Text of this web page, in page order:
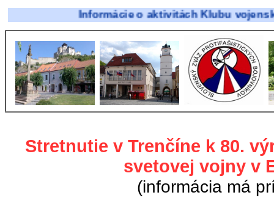
Informácie o aktivitách Klubu vojenskej
Stretnutie v Trenčíne k 80.
svetovej vojny v
(informácia má